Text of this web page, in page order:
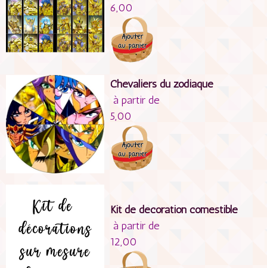
6,00
Chevaliers du zodiaque
à partir de
5,00
Kit de décoration comestible
à partir de
12,00